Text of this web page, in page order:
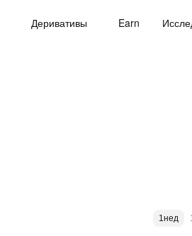
Деривативы Earn
1нед